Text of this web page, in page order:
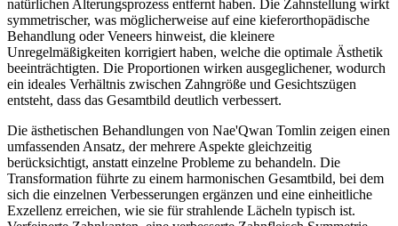
natürlichen Alterungsprozess entfernt haben. Die Zahnstellung wirkt
symmetrischer, was möglicherweise auf eine kieferorthopädische
Behandlung oder Veneers hinweist, die kleinere
Unregelmäßigkeiten korrigiert haben, welche die optimale Ästhetik
beeinträchtigten. Die Proportionen wirken ausgeglichener, wodurch
ein ideales Verhältnis zwischen Zahngröße und Gesichtszügen
entsteht, dass das Gesamtbild deutlich verbessert.
Die ästhetischen Behandlungen von Nae'Qwan Tomlin zeigen einen
umfassenden Ansatz, der mehrere Aspekte gleichzeitig
berücksichtigt, anstatt einzelne Probleme zu behandeln. Die
Transformation führte zu einem harmonischen Gesamtbild, bei dem
sich die einzelnen Verbesserungen ergänzen und eine einheitliche
Exzellenz erreichen, wie sie für strahlende Lächeln typisch ist.